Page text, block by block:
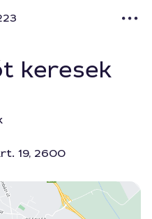
keresek
19, 2600